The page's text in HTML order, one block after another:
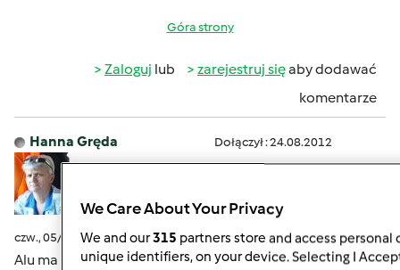
Góra strony
Zaloguj lub zarejestruj sięaby dodawać
komentarze
Hanna Gręda Dołączył : 24.08.2012
czw., 05/07/2015 - 17:35
#7
Alu ma źle leczone zapalenie oskrzeli które padło na serce
We Care About Your Privacy
We and our315 partners store and access personal
unique identifiers, on your device. Selecting I